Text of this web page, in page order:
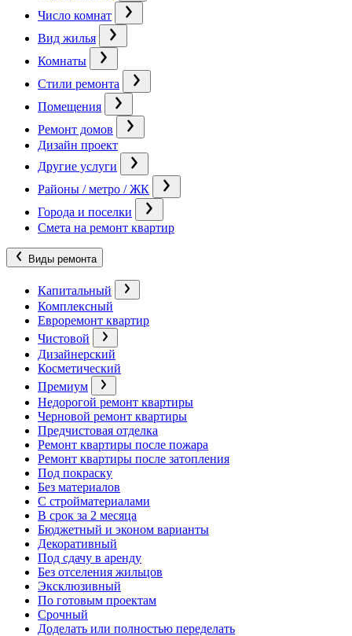
Число комнат
Вид жилья
Комнаты
Стили ремонта
Помещения
Ремонт домов
Дизайн проект
Другие услуги
Районы / метро / ЖК
Города и поселки
Смета на ремонт квартир
Виды ремонта
Капитальный
Комплексный
Евроремонт квартир
Чистовой
Дизайнерский
Косметический
Премиум
Недорогой ремонт квартиры
Черновой ремонт квартиры
Предчистовая отделка
Ремонт квартиры после пожара
Ремонт квартиры после затопления
Под покраску
Без материалов
С стройматериалами
В срок за 2 месяца
Бюджетный и эконом варианты
Декоративный
Под сдачу в аренду
Без отселения жильцов
Эксклюзивный
По готовым проектам
Срочный
Доделать или полностью переделать